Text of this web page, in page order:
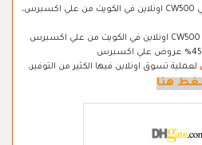
تسوق كاميرا مراقبة شاومي CW500 اونلاين في الكويت من علي اكسبرس،
سعر كاميرا مراقبة شاومي CW500 اونلاين في الكويت من علي اكسبرس
لعملية تسوق اونلاين فيها الكثير من التوفير،
هنا